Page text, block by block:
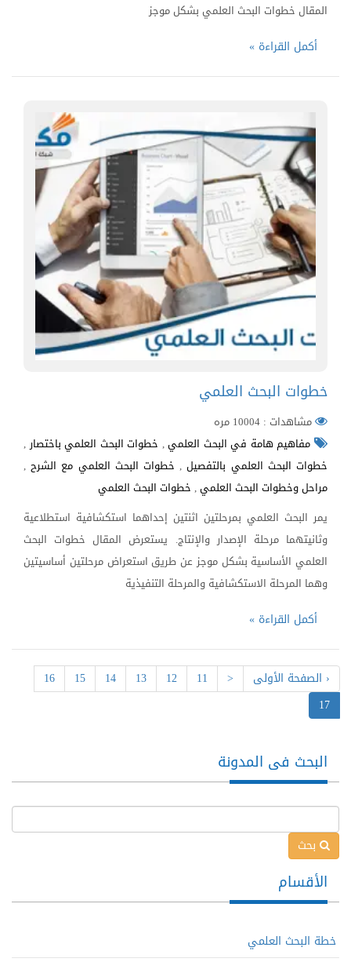
المقال خطوات البحث العلمي بشكل موجز
أكمل القراءة »
خطوات البحث العلمي
مشاهدات : 10004 مره
مفاهيم هامة في البحث العلمي, خطوات البحث العلمي باختصار,
خطوات البحث العلمي بالتفصيل, خطوات البحث العلمي مع الشرح,
مراحل وخطوات البحث العلمي, خطوات البحث العلمي
يمر البحث العلمي بمرحلتين اثنتين إحداهما استكشافية استطلاعية
وثانيتهما مرحلة الإصدار والإنتاج. يستعرض المقال خطوات البحث
العلمي الأساسية بشكل موجز عن طريق استعراض مرحلتين أساسيتين
وهما المرحلة الاستكشافية والمرحلة التنفيذية
أكمل القراءة »
‹ الصفحة الأولى <
11
12
13
14
15
16
17
البحث فى المدونة
بحث
الأقسام
خطة البحث العلمي